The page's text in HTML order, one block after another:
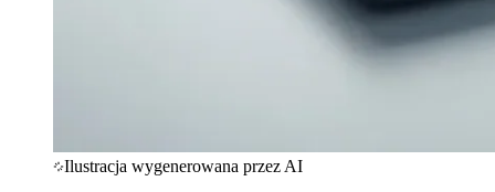
Ilustracja wygenerowana przez AI